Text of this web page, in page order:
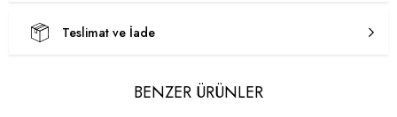
Teslimat ve İade
BENZER ÜRÜNLER